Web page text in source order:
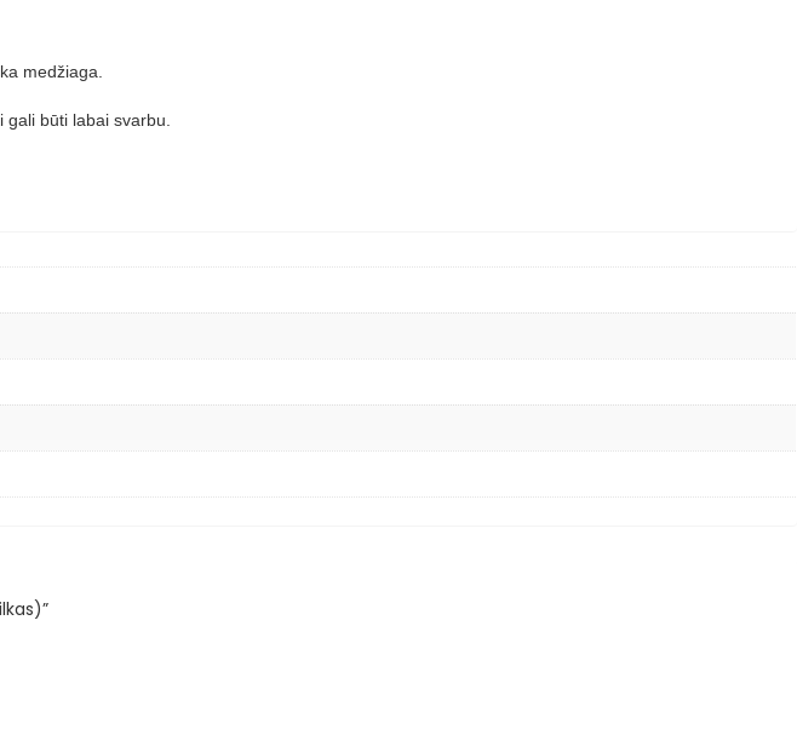
medžiaga.
būti labai svarbu.